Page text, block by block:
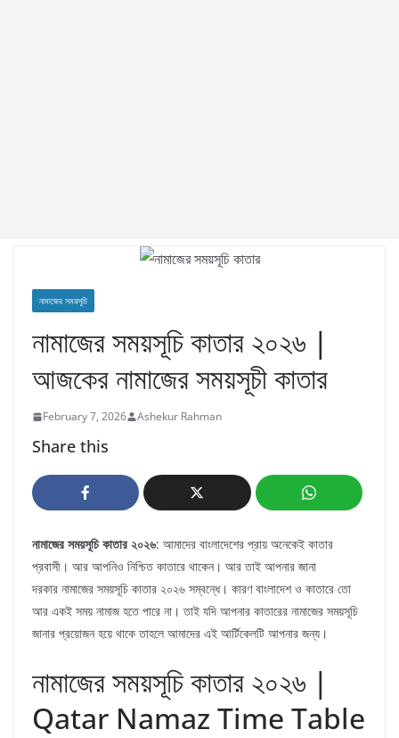
নামাজের সময়সূচি
নামাজের সময়সূচি কাতার ২০২৬ |
আজকের নামাজের সময়সূচী কাতার
February 7, 2026 Ashekur Rahman
Share this
নামাজের সময়সূচি কাতার ২০২৬: আমাদের বাংলাদেশের প্রায় অনেকেই কাতার
প্রবাসী। আর আপনিও নিশ্চিত কাতারে থাকেন। আর তাই আপনার জানা
দরকার নামাজের সময়সূচি কাতার ২০২৬ সম্বন্ধে। কারণ বাংলাদেশ ও কাতারে তো
আর একই সময় নামাজ হতে পারে না। তাই যদি আপনার কাতারের নামাজের সময়সূচি
জানার প্রয়োজন হয়ে থাকে তাহলে আমাদের এই আর্টিকেলটি আপনার জন্য।
নামাজের সময়সূচি কাতার ২০২৬ |
Qatar Namaz Time Table